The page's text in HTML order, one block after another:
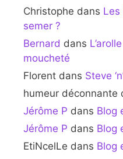
Christophe dans Les
semer ?
Bernard dans
moucheté
Florent dans Steve
humeur déconnante
Jérôme P dans Blog
Jérôme P dans Blog
EtiNcelLe dans Blog